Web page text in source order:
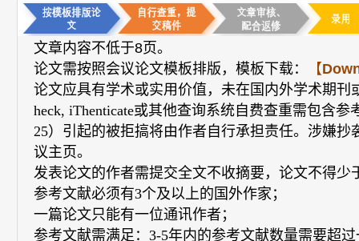
文章内容不低于8页。
论文需按照会议论文模板排版，模板下载：
【
论文应具有学术或实用价值，未在国内外学术期刊
heck, iThenticate或其他查询系统自费查重需包含
25）引起的被拒搞将由作者自行承担责任。涉嫌
议主页。
发表论文的作者需提交全文不收摘要，论文不得少
参考文献必须有3个及以上的国外作家；
一篇论文只能有一位通讯作者；
参考文献需满足：3-5年内的参考文献数量需要超